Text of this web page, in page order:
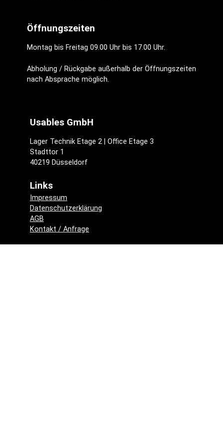
Öffnungszeiten
Montag bis Freitag 09.00 Uhr bis 17.00 Uhr.
Abholung / Rückgabe außerhalb der Öffnungszeiten
nach Absprache möglich.
Usables GmbH
Lager Technik Etage 2 | Office Etage 3
Stadttor 1
40219 Düsseldorf
Links
Impressum
Datenschutzerklärung
AGB
Kontakt / Anfrage